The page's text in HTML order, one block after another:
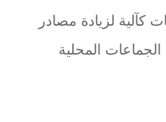
كآلية لزيادة مصادر
الجماعات المحلية